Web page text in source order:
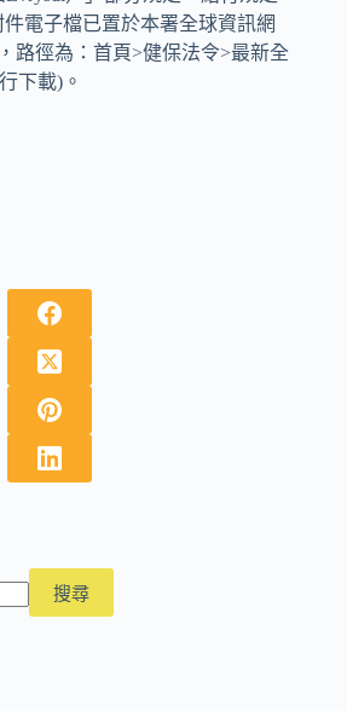
電子檔已置於本署全球資訊網
路徑為：首頁>健保法令>最新全
下載)。
搜尋